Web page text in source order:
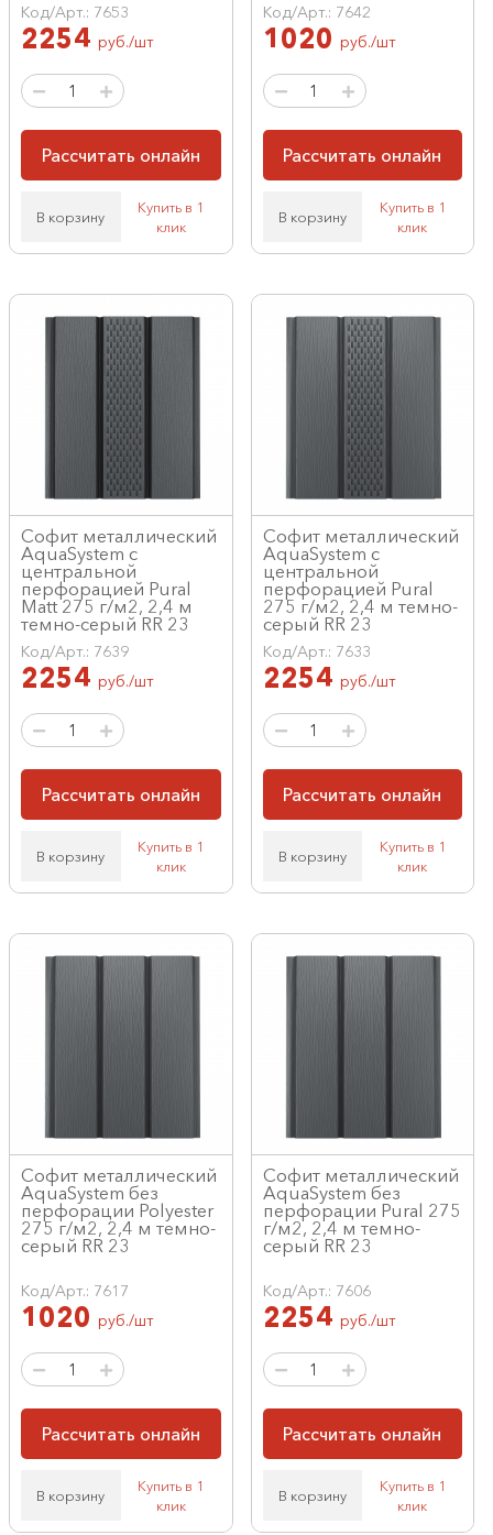
Код/Арт.: 7653
2254 руб./шт
Рассчитать онлайн
В корзину
Купить в 1
клик
Код/Арт.: 7642
1020 руб./шт
Рассчитать онлайн
В корзину
Купить в 1
клик
Софит металлический
AquaSystem с
центральной
перфорацией Pural
Matt 275 г/м2, 2,4 м
темно-серый RR 23
Код/Арт.: 7639
2254 руб./шт
Рассчитать онлайн
В корзину
Купить в 1
клик
Софит металлический
AquaSystem с
центральной
перфорацией Pural
275 г/м2, 2,4 м темно-
серый RR 23
Код/Арт.: 7633
2254 руб./шт
Рассчитать онлайн
В корзину
Купить в 1
клик
Софит металлический
AquaSystem без
перфорации Polyester
275 г/м2, 2,4 м темно-
серый RR 23
Код/Арт.: 7617
1020 руб./шт
Рассчитать онлайн
В корзину
Купить в 1
клик
Софит металлический
AquaSystem без
перфорации Pural 275
г/м2, 2,4 м темно-
серый RR 23
Код/Арт.: 7606
2254 руб./шт
Рассчитать онлайн
В корзину
Купить в 1
клик